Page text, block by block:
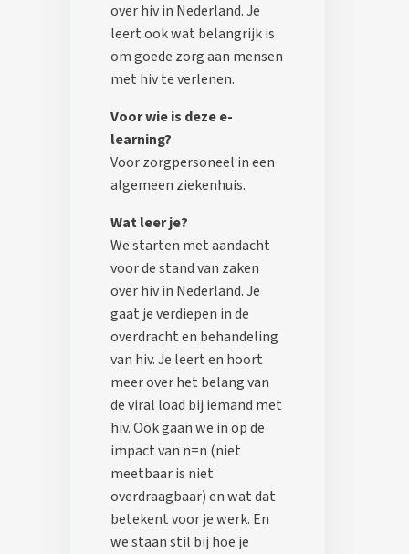
over hiv in Nederland. Je
leert ook wat belangrijk is
om goede zorg aan mensen
met hiv te verlenen.
Voor wie is deze e-
learning?
Voor zorgpersoneel in een
algemeen ziekenhuis.
Wat leer je?
We starten met aandacht
voor de stand van zaken
over hiv in Nederland. Je
gaat je verdiepen in de
overdracht en behandeling
van hiv. Je leert en hoort
meer over het belang van
de viral load bij iemand met
hiv. Ook gaan we in op de
impact van n=n (niet
meetbaar is niet
overdraagbaar) en wat dat
betekent voor je werk. En
we staan stil bij hoe je